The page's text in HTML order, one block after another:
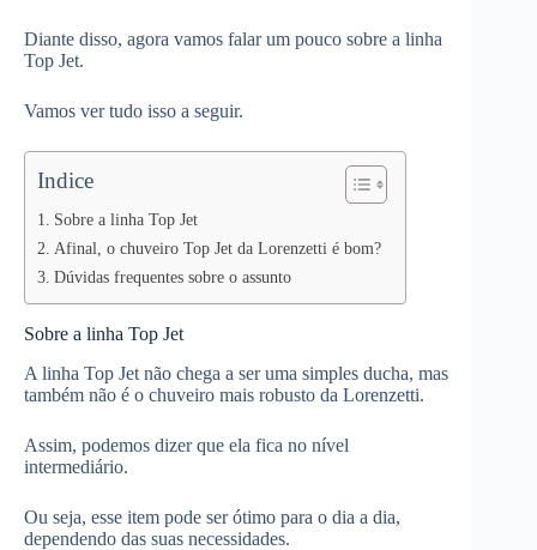
Diante disso, agora vamos falar um pouco sobre a linha
Top Jet.
Vamos ver tudo isso a seguir.
Indice
Sobre a linha Top Jet
Afinal, o chuveiro Top Jet da Lorenzetti é bom?
Dúvidas frequentes sobre o assunto
Sobre a linha Top Jet
A linha Top Jet não chega a ser uma simples ducha, mas
também não é o chuveiro mais robusto da Lorenzetti.
Assim, podemos dizer que ela fica no nível
intermediário.
Ou seja, esse item pode ser ótimo para o dia a dia,
dependendo das suas necessidades.